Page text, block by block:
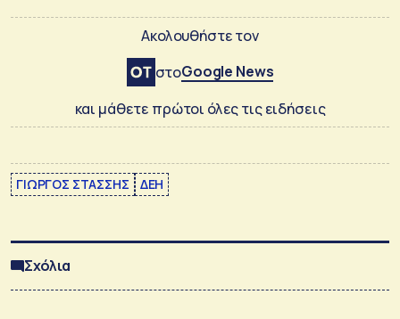
Ακολουθήστε τον
στοGoogle News
και μάθετε πρώτοι όλες τις ειδήσεις
ΓΙΩΡΓΟΣ ΣΤΑΣΣΗΣ ΔΕΗ
Σχόλια